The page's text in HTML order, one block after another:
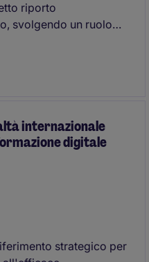
riporto
svolgendo un ruolo
di riferimento per
tra Direzione, team
internazionale
digitale
strategico per